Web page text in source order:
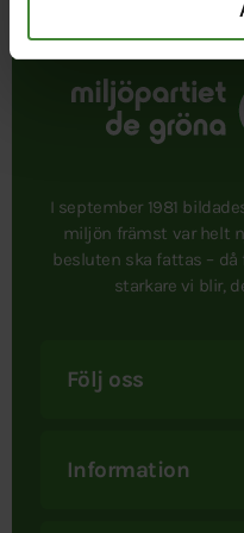
I september 1981
miljön främst var helt
besluten ska fattas –
starkare vi blir,
Följ oss
Information